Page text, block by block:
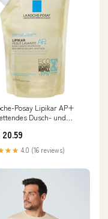
Posay Lipikar AP+
Dusch- und
4.0 (16 reviews)